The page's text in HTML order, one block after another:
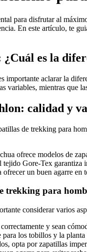
para disfrutar al
En este artículo, te
es la
importante aclarar la
mientras que
calidad y
de trekking para
ofrece modelos de
Gore-Tex
un buen agarre en
trekking para
considerar varios
y sean
para los tobillos y la planta
opta por zapatillas